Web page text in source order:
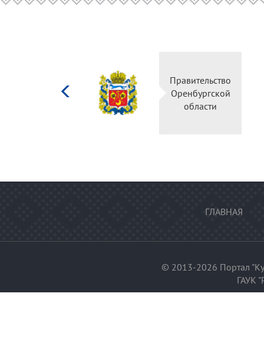
Правительство
Оренбургской
области
ГЛАВНАЯ
© 2013-2026 Портал
ГАУК